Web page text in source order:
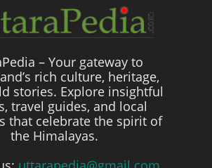
– Your gateway to
rich culture, heritage,
stories. Explore insightful
travel guides, and local
that celebrate the spirit of
the Himalayas.